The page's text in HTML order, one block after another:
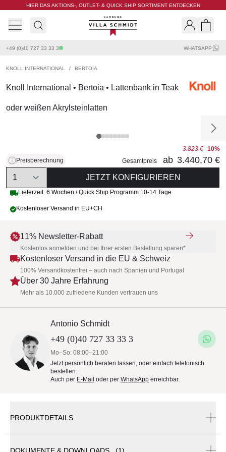
HIER DAS AKTIONS-, OUTLET- & QUICK SHIP SORTIMENT ENTDECKEN
Villa Schmidt
+49 (0)40 727 33 33 3 WHATSAPP
KNOLL INTERNATIONAL / BERTOIA
Knoll International • Bertoia • Lattenbank in Teak
oder weißen Akrylsteinlatten
Preisberechnung
3.823 € 10%
Gesamtpreis
ab 3.440,70 €
Quantity
JETZT KONFIGURIEREN
Lieferzeit: 6 Wochen / Quick Ship Programm 10-14 Tage
Kostenloser Versand in EU+CH
11% Newsletter-Rabatt
Kostenlos anmelden und bei Ihrer ersten Bestellung sparen*
Kostenloser Versand in die EU & Schweiz
100% Versandkostenfrei – auch nach Spanien und Portugal
Über 30 Jahre Erfahrung
Mehr als 10.000 zufriedene Kunden vertrauen uns
Antonio Schmidt
+49 (0)40 727 33 33 3
Mo–So: 08:00–21:00
Jetzt persönlich beraten lassen, oder einfach telefonisch
bestellen.
Auch per E-Mail oder per WhatsApp erreichbar.
PRODUKTDETAILS
DOKUMENTE & DOWNLOADS (1)